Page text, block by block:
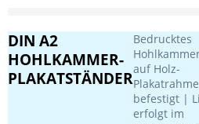
DIN A2
HOHLKAMMER-
PLAKATSTÄNDER
Bedrucktes
auf Holz-
befestigt |
erfolgt im